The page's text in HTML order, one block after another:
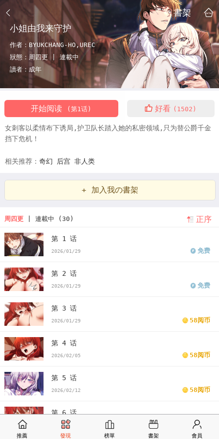
書架
小姐由我来守护
作者： BYUKCHANG-HO,UREC
狀態： 周四更 |連載中
讀者： 成年
开始阅读 (第1话) 好看 (1502)
女刺客以柔情布下诱局,护卫队长踏入她的私密领域,只为替公爵千金
挡下危机！
相关推荐： 奇幻 后宫 非人类
+ 加入我の書架
周四更| 連載中 (30) 正序
第 1 话
2026/01/29 免费
第 2 话
2026/01/29 免费
第 3 话
2026/01/29 58阅币
第 4 话
2026/02/05 58阅币
第 5 话
2026/02/12 58阅币
第 6 话
2026/02/19 58阅币
推薦 發現 榜單 書架 會員